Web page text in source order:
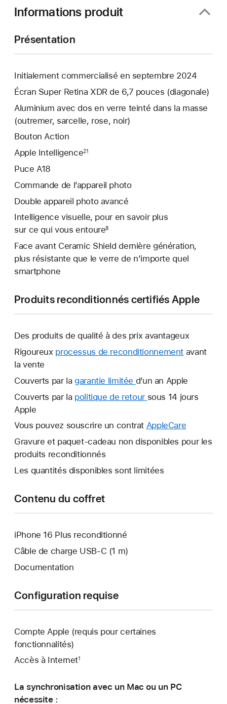
Informations produit
Présentation
Initialement commercialisé en septembre 2024
Écran Super Retina XDR de 6,7 pouces (diagonale)
Aluminium avec dos en verre teinté dans la masse
(outremer, sarcelle, rose, noir)
Bouton Action
Apple Intelligence21
Puce A18
Commande de l’appareil photo
Double appareil photo avancé
Intelligence visuelle, pour en savoir plus
sur ce qui vous entoure8
Face avant Ceramic Shield dernière génération,
plus résistante que le verre de n’importe quel
smartphone
Produits reconditionnés certifiés Apple
Des produits de qualité à des prix avantageux
Rigoureux processus de reconditionnement avant
la vente
Couverts par la garantie limitée Une
nouvelle
d’un an Apple
Couverts par la politique de retour Une
fenêtre
sous 14 jours
Apple
Vous pouvez souscrire un contrat AppleCare
nouvelle
Gravure et paquet-cadeau non disponibles pour les
produits reconditionnés
Les quantités disponibles sont limitées
Contenu du coffret
iPhone 16 Plus reconditionné
Câble de charge USB‑C (1 m)
Documentation
Configuration requise
Compte Apple (requis pour certaines
fonctionnalités)
Accès à Internet1
La synchronisation avec un Mac ou un PC
nécessite :